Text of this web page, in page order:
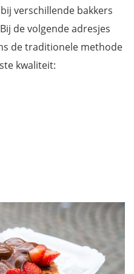
bij verschillende bakkers
de volgende adresjes
de traditionele methode
kwaliteit: